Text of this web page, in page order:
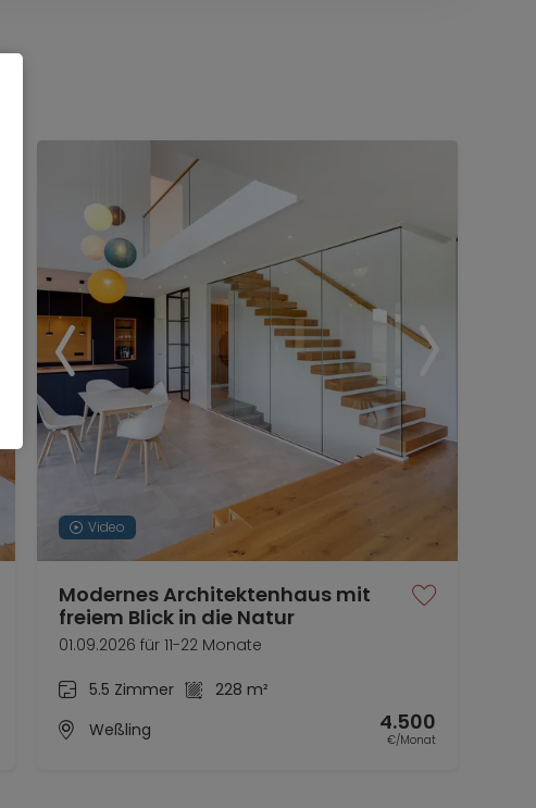
Video
Modernes Architektenhaus mit
freiem Blick in die Natur
01.09.2026 für 11-22 Monate
5.5 Zimmer
228 m²
Weßling
4.500
€/Monat